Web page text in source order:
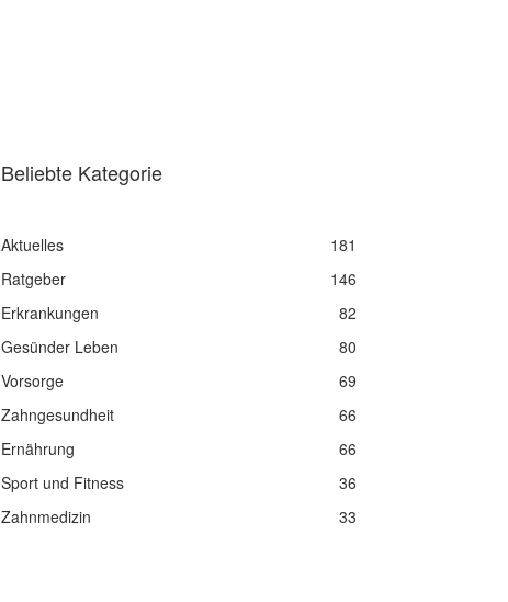
Beliebte Kategorie
Aktuelles
181
Ratgeber
146
Erkrankungen
82
Gesünder Leben
80
Vorsorge
69
Zahngesundheit
66
Ernährung
66
Sport und Fitness
36
Zahnmedizin
33